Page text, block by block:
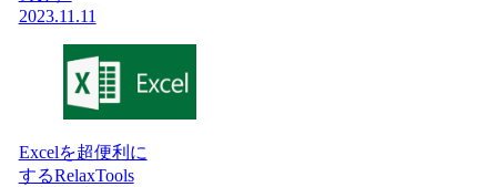
2023.11.11
Excelを超便利に
するRelaxTools